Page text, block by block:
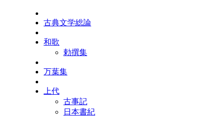
古典文学総論
和歌
勅撰集
万葉集
上代
古事記
日本書紀